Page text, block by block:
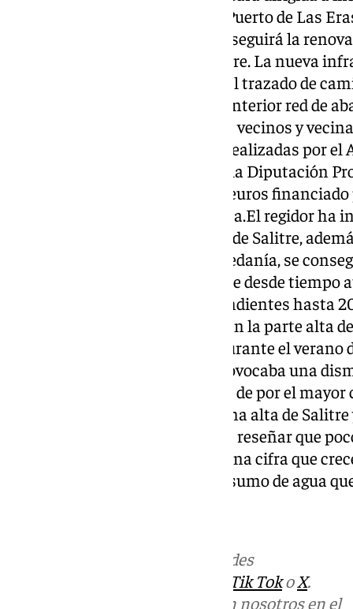
esta zona hasta el entorno del Puerto de Las
ramificará. Con todo ello se conseguirá la
abastecimiento de agua de Salitre. La nueva
primera fase, será colocada en el trazado de
propiedades privadas como la anterior red de
posibles futuras molestias a los vecinos y
incidencias.Tras las gestiones realizadas por
proyecto ha sido redactado por la Diputación
de un presupuesto de 200.000 euros
través de una subvención directa.El regidor ha
integral de la red de suministro de Salitre,
ofrecen a los habitantes de la pedanía, se
definitiva un problema existente desde tiempo
instaladas dos tuberías independientes hasta
trabajos, los vecinos que viven en la parte alta
en el abastecimiento de agua durante el
en esta época del año, lo que provocaba una
de suministro causada, además de por el
diferencia de altitud entre la zona alta de
baja la pedanía.Por último, cabe reseñar que
durante todo el año en Salitre, una cifra que
verano, con el aumento del consumo de agua
en las redes
Tik TokoX.
Puedes ponerte en contacto con nosotros en el